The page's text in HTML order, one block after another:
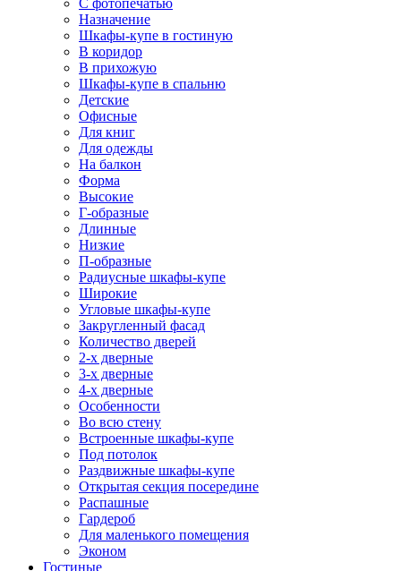
С фотопечатью
Назначение
Шкафы-купе в гостиную
В коридор
В прихожую
Шкафы-купе в спальню
Детские
Офисные
Для книг
Для одежды
На балкон
Форма
Высокие
Г-образные
Длинные
Низкие
П-образные
Радиусные шкафы-купе
Широкие
Угловые шкафы-купе
Закругленный фасад
Количество дверей
2-х дверные
3-х дверные
4-х дверные
Особенности
Во всю стену
Встроенные шкафы-купе
Под потолок
Раздвижные шкафы-купе
Открытая секция посередине
Распашные
Гардероб
Для маленького помещения
Эконом
Гостиные